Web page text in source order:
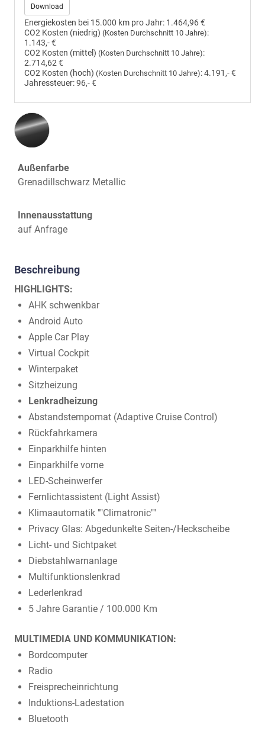
Download
Energiekosten bei 15.000 km pro Jahr: 1.464,96 €
CO2 Kosten (niedrig) (Kosten Durchschnitt 10 Jahre):
1.143,- €
CO2 Kosten (mittel) (Kosten Durchschnitt 10 Jahre):
2.714,62 €
CO2 Kosten (hoch) (Kosten Durchschnitt 10 Jahre):4.191,- €
Jahressteuer:96,- €
Außenfarbe
Grenadillschwarz Metallic
Innenausstattung
auf Anfrage
Beschreibung
HIGHLIGHTS:
AHK schwenkbar
Android Auto
Apple Car Play
Virtual Cockpit
Winterpaket
Sitzheizung
Lenkradheizung
Abstandstempomat (Adaptive Cruise Control)
Rückfahrkamera
Einparkhilfe hinten
Einparkhilfe vorne
LED-Scheinwerfer
Fernlichtassistent (Light Assist)
Klimaautomatik ""Climatronic""
Privacy Glas: Abgedunkelte Seiten-/Heckscheibe
Licht- und Sichtpaket
Diebstahlwarnanlage
Multifunktionslenkrad
Lederlenkrad
5 Jahre Garantie / 100.000 Km
MULTIMEDIA UND KOMMUNIKATION:
Bordcomputer
Radio
Freisprecheinrichtung
Induktions-Ladestation
Bluetooth